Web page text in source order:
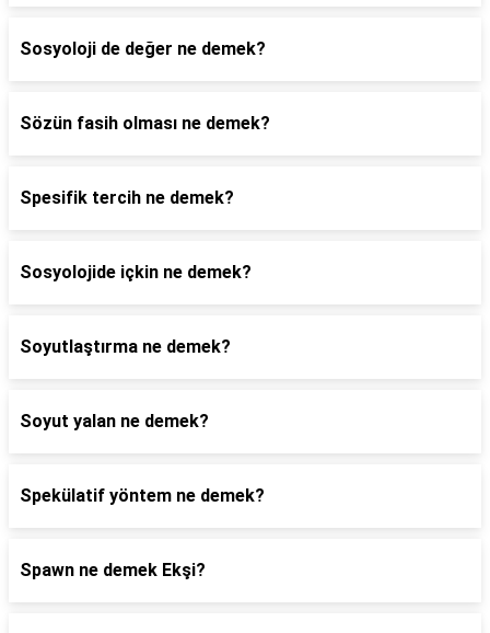
Sosyoloji de değer ne demek?
Sözün fasih olması ne demek?
Spesifik tercih ne demek?
Sosyolojide içkin ne demek?
Soyutlaştırma ne demek?
Soyut yalan ne demek?
Spekülatif yöntem ne demek?
Spawn ne demek Ekşi?